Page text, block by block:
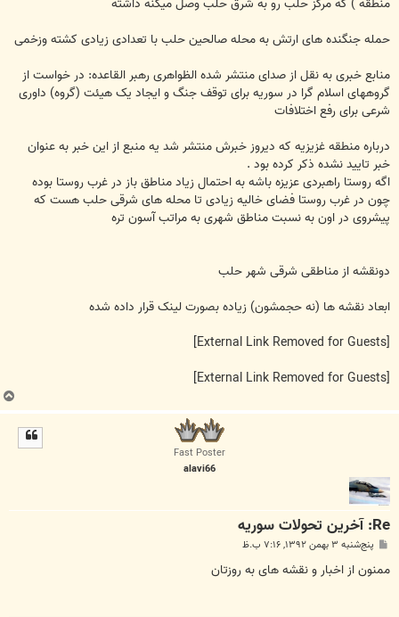
منطقه ) که مرکز حلب رو به شرق حلب وصل میکنه داشته
حمله جنگنده های ارتش به محله صالحین حلب با تعدادی زیادی کشته وزخمی
منابع خبری به نقل از صدای منتشر شده الظواهری رهبر القاعده: در خواست از
گروههای اسلام گرا در سوریه برای توقف جنگ و ایجاد یک هیئت (گروه) داوری
شرعی برای رفع اختلافات
درباره منطقه غزیزیه که دیروز خبرش منتشر شد یه منبع از این خبر به عنوان
خبر تایید نشده ذکر کرده بود .
اگه روستا راهبردی عزیزه باشه به احتمال زیاد مناطق باز در غرب روستا بوده
چون در غرب روستا فضای خالیه زیادی تا محله های شرقی حلب هست که
پیشروی در اون به نسبت مناطق شهری به مراتب آسون تره
دونقشه از مناطقی شرقی شهر حلب
ابعاد نقشه ها (نه حجمشون) زیاده بصورت لینک قرار داده شده
ب
ا
Fast Poster
alavi66
Re: آخرين تحولات سوريه
پ
ت
پنج‌شنبه ۳ بهمن ۱۳۹۲, ۷:۱۶ ب.ظ
ممنون از اخبار و نقشه های به روزتان